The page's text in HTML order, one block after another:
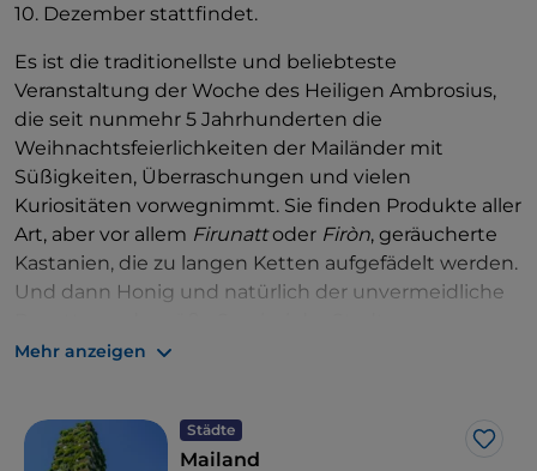
10. Dezember stattfindet.
Es ist die traditionellste und beliebteste
Veranstaltung der Woche des Heiligen Ambrosius,
die seit nunmehr 5 Jahrhunderten die
Weihnachtsfeierlichkeiten der Mailänder mit
Süßigkeiten, Überraschungen und vielen
Kuriositäten vorwegnimmt. Sie finden Produkte aller
Art, aber vor allem Firunattoder Firòn, geräucherte
Kastanien, die zu langen Ketten aufgefädelt werden.
Und dann Honig und natürlich der unvermeidliche
Mehr anzeigen
Städte
Like
Mailand